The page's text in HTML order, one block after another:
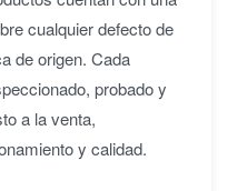
cualquier defecto de
de origen. Cada
probado y
a la venta,
y calidad.